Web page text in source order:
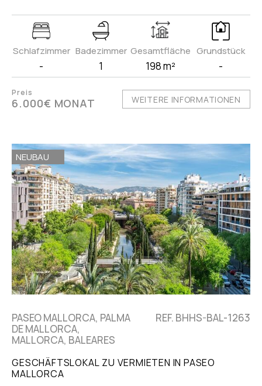
Schlafzimmer
-
Badezimmer
1
Gesamtfläche
198 m²
Grundstück
-
Preis
6.000€ MONAT WEITERE INFORMATIONEN
NEUBAU
PASEO MALLORCA, PALMA
DE MALLORCA,
MALLORCA, BALEARES
REF. BHHS-BAL-1263
GESCHÄFTSLOKAL ZU VERMIETEN IN PASEO
MALLORCA